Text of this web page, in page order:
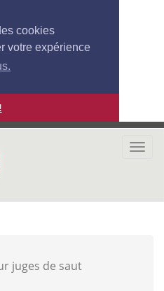
cookies
votre expérience
juges de saut